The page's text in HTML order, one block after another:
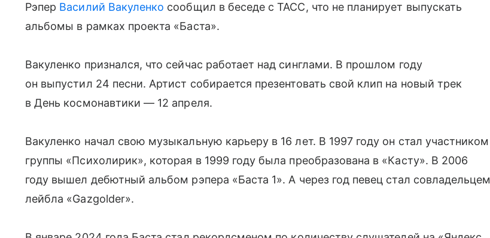
Рэпер Василий Вакуленко сообщил в беседе с ТАСС, что не планирует выпускать
альбомы в рамках проекта «Баста».
Вакуленко признался, что сейчас работает над синглами. В прошлом году
он выпустил 24 песни. Артист собирается презентовать свой клип на новый трек
в День космонавтики — 12 апреля.
Вакуленко начал свою музыкальную карьеру в 16 лет. В 1997 году он стал участником
группы «Психолирик», которая в 1999 году была преобразована в «Касту». В 2006
году вышел дебютный альбом рэпера «Баста 1». А через год певец стал совладельцем
лейбла «Gazgolder».